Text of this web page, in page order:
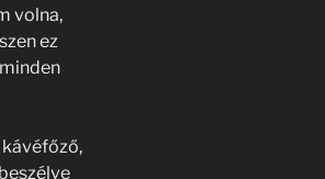
volna,
ez